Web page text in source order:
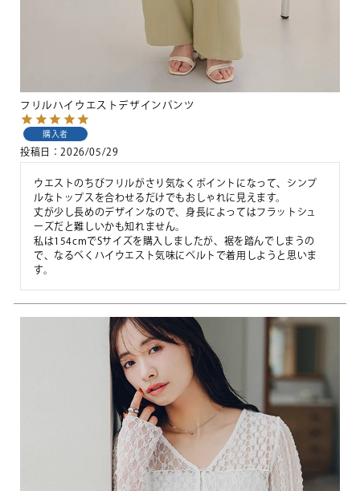
フリルハイウエストデザインパンツ
購入者
投稿日 2026/05/29
ウエストのちびフリルがさり気なくポイントになって、シンプ
ルなトップスを合わせるだけでもおしゃれに見えます。
丈が少し長めのデザインなので、身長によってはフラットシュ
ーズだと難しいかも知れません。
私は154cmでSサイズを購入しましたが、裾を踏んでしまうの
で、なるべくハイウエスト気味にベルトで着用しようと思いま
す。